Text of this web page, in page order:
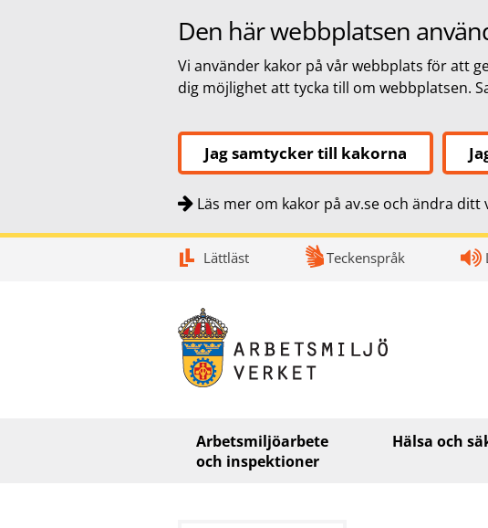
Den här webbplatsen
Vi använder kakor på vår webbplats för att
dig möjlighet att tycka till om webbplatsen.
Jag samtycker till kakorna
Läs mer om kakor på av.se och ändra ditt
Lättläst Teckenspråk
Arbetsmiljöarbete
och inspektioner
Hälsa och